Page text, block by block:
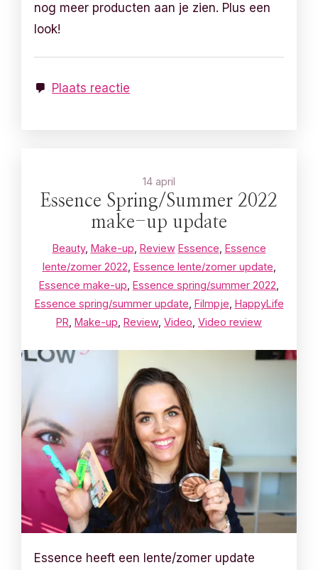
nog meer producten aan je zien. Plus een
look!
Plaats reactie
14 april
Essence Spring/Summer 2022
make-up update
Beauty, Make-up Review Essence Essence
lente/zomer 2022 Essence lente/zomer update
Essence make-up Essence spring/summer 2022
Essence spring/summer update Filmpje HappyLife
PR Make-up Review, Video Video review
Essence heeft een lente/zomer update